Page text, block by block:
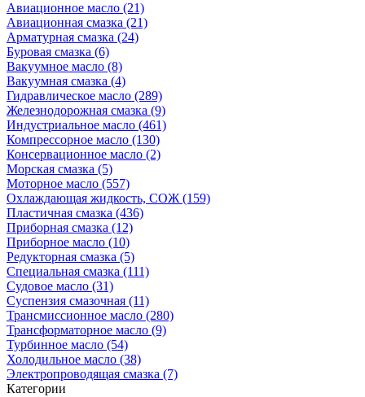
Авиационное масло (21)
Авиационная смазка (21)
Арматурная смазка (24)
Буровая смазка (6)
Вакуумное масло (8)
Вакуумная смазка (4)
Гидравлическое масло (289)
Железнодорожная смазка (9)
Индустриальное масло (461)
Компрессорное масло (130)
Консервационное масло (2)
Морская смазка (5)
Моторное масло (557)
Охлаждающая жидкость, СОЖ (159)
Пластичная смазка (436)
Приборная смазка (12)
Приборное масло (10)
Редукторная смазка (5)
Специальная смазка (111)
Судовое масло (31)
Суспензия смазочная (11)
Трансмиссионное масло (280)
Трансформаторное масло (9)
Турбинное масло (54)
Холодильное масло (38)
Электропроводящая смазка (7)
Категории